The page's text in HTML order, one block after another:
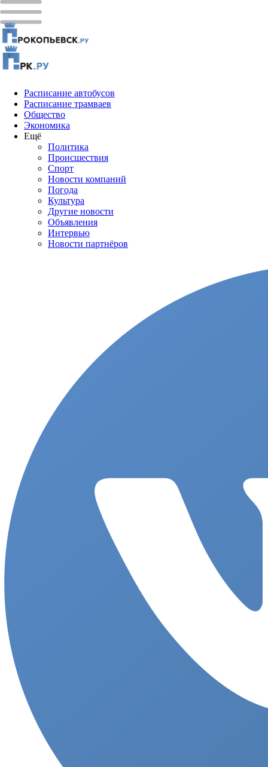
Расписание автобусов
Расписание трамваев
Общество
Экономика
Ещё
Политика
Проиcшествия
Спорт
Новости компаний
Погода
Культура
Другие новости
Объявления
Интервью
Новости партнёров